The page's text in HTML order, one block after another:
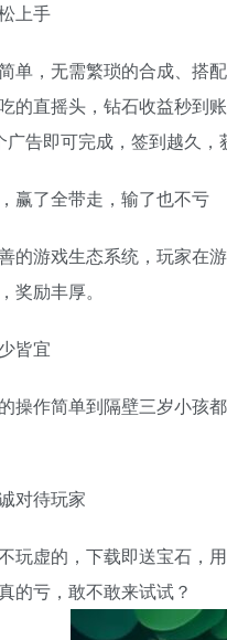
上手
单，无需繁琐的合成、搭
的直摇头，钻石收益秒到
告即可完成，签到越久，
赢了全带走，输了也不亏
的游戏生态系统，玩家在
奖励丰厚。
皆宜
操作简单到隔壁三岁小
对待玩家
玩虚的，下载即送宝石，
的亏，敢不敢来试试？